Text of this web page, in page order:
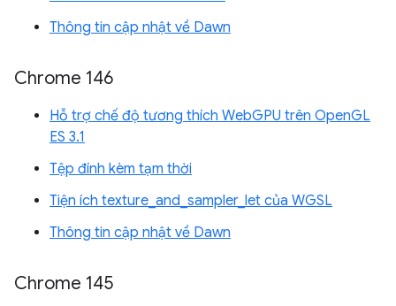
Thông tin cập nhật về Dawn
Chrome 146
Hỗ trợ chế độ tương thích WebGPU trên OpenGL
ES 3.1
Tệp đính kèm tạm thời
Tiện ích texture_and_sampler_let của WGSL
Thông tin cập nhật về Dawn
Chrome 145